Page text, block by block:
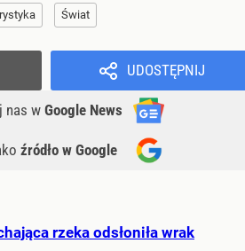
Świat
UDOSTĘPNIJ
nas w Google News
źródło w Google
rzeka odsłoniła wrak